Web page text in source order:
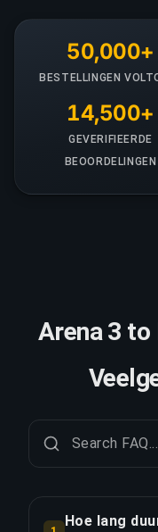
50,000+
BESTELLINGEN
14,500+
GEVERIFIEERDE
BEOORDELINGEN
Arena 3 to
Hoe lang